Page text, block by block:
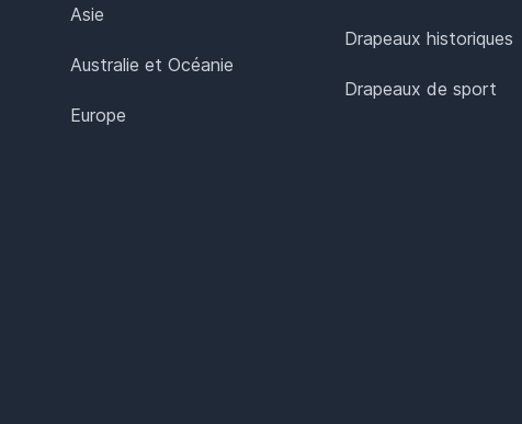
Asie
Australie et Océanie
Europe
Drapeaux historiques
Drapeaux de sport